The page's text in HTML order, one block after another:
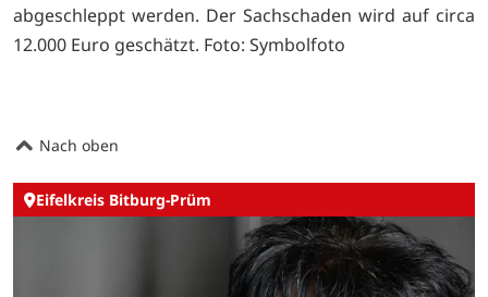
abgeschleppt werden. Der Sachschaden wird auf circa
12.000 Euro geschätzt. Foto: Symbolfoto
Nach oben
Eifelkreis Bitburg-Prüm